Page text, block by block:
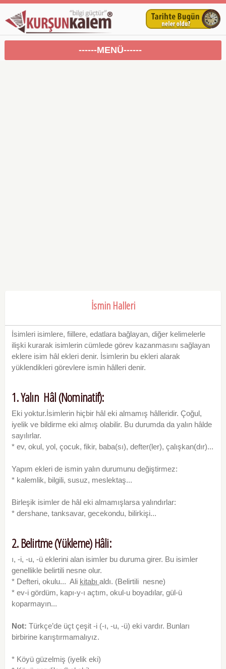
------MENÜ------
İsmin Halleri
İsimleri isimlere, fiillere, edatlara bağlayan, diğer kelimelerle
ilişki kurarak isimlerin cümlede görev kazanmasını sağlayan
eklere isim hâl ekleri denir. İsimlerin bu ekleri alarak
yüklendikleri görevlere ismin hâlleri denir.
1. Yalın Hâl (Nominatif):
Eki yoktur.İsimlerin hiçbir hâl eki almamış hâlleridir. Çoğul,
iyelik ve bildirme eki almış olabilir. Bu durumda da yalın hâlde
sayılırlar.
* ev, okul, yol, çocuk, fikir, baba(sı), defter(ler), çalışkan(dır)...
Yapım ekleri de ismin yalın durumunu değiştirmez:
* kalemlik, bilgili, susuz, meslektaş...
Birleşik isimler de hâl eki almamışlarsa yalındırlar:
* dershane, tanksavar, gecekondu, bilirkişi...
2. Belirtme (Yükleme) Hâli:
ı, -i, -u, -ü eklerini alan isimler bu duruma girer. Bu isimler
genellikle belirtili nesne olur.
* Defteri, okulu... Ali kitabı aldı. (Belirtili nesne)
* ev-i gördüm, kapı-y-ı açtım, okul-u boyadılar, gül-ü
koparmayın...
Not: Türkçe’de üçt çeşit -i (-ı, -u, -ü) eki vardır. Bunları
birbirine karıştırmamalıyız.
* Köyü güzelmiş (iyelik eki)